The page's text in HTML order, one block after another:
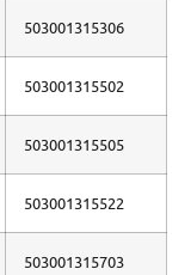
503001315306
503001315502
503001315505
503001315522
503001315703